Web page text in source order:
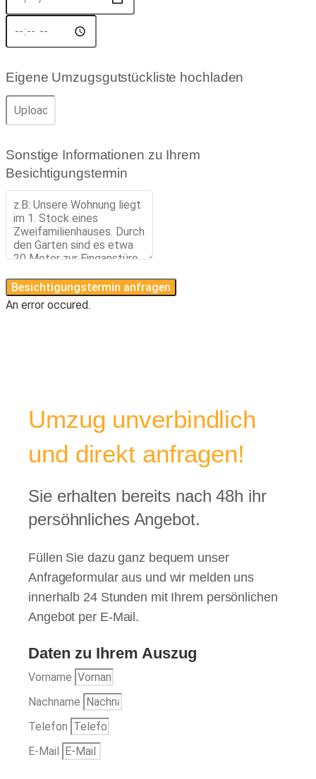
Eigene Umzugsgutstückliste hochladen
Sonstige Informationen zu Ihrem
Besichtigungstermin
Besichtigungstermin anfragen
An error occured.
Umzug unverbindlich
und direkt anfragen!
Sie erhalten bereits nach 48h ihr
persöhnliches Angebot.
Füllen Sie dazu ganz bequem unser
Anfrageformular aus und wir melden uns
innerhalb 24 Stunden mit Ihrem persönlichen
Angebot per E-Mail.
Daten zu Ihrem Auszug
Vorname
Nachname
Telefon
E-Mail